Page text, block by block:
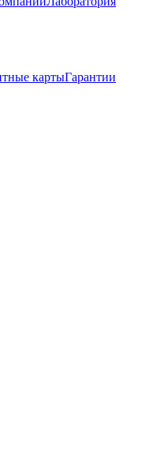
картыГарантии